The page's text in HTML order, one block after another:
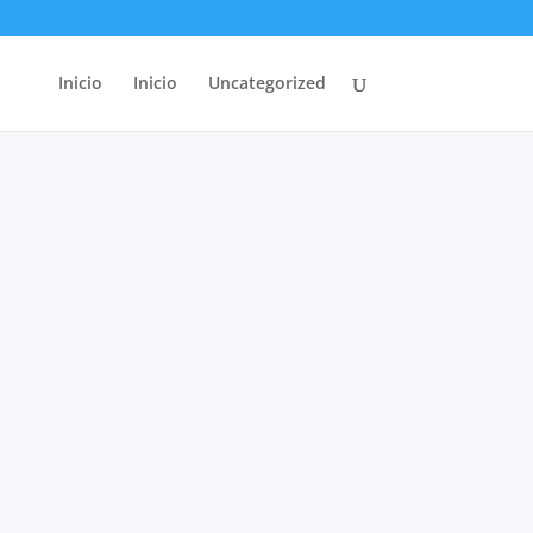
Inicio Inicio Uncategorized